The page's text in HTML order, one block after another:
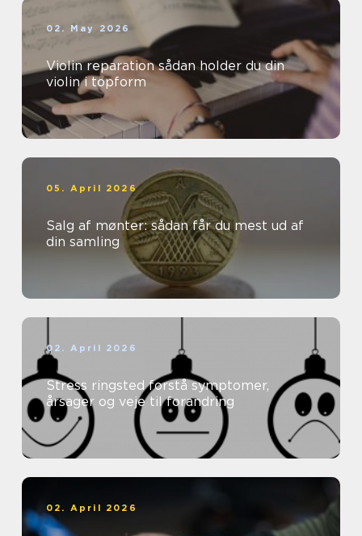
02. May 2026
Violin reparation sådan holder du din
violin i topform
05. April 2026
Salg af mønter: sådan får du mest ud af
din samling
02. April 2026
Stress ringsted forstå symptomer,
årsager og veje til forandring
02. April 2026